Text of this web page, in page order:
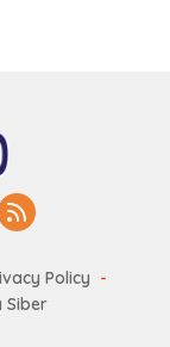
Policy
Siber